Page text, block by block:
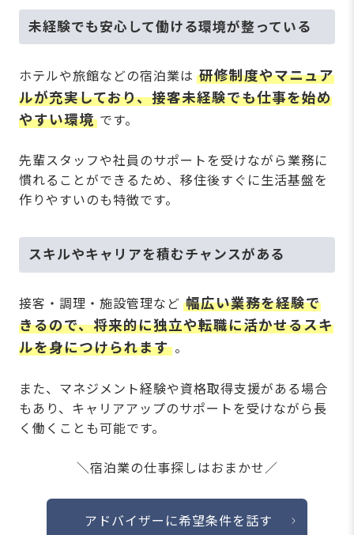
未経験でも安心して働ける環境が整っている
ホテルや旅館などの宿泊業は 研修制度やマニュア
ルが充実しており、接客未経験でも仕事を始め
やすい環境 です。
先輩スタッフや社員のサポートを受けながら業務に
慣れることができるため、移住後すぐに生活基盤を
作りやすいのも特徴です。
スキルやキャリアを積むチャンスがある
接客・調理・施設管理など 幅広い業務を経験で
きるので、将来的に独立や転職に活かせるスキ
ルを身につけられます 。
また、マネジメント経験や資格取得支援がある場合
もあり、キャリアアップのサポートを受けながら長
く働くことも可能です。
＼宿泊業の仕事探しはおまかせ／
アドバイザーに希望条件を話す